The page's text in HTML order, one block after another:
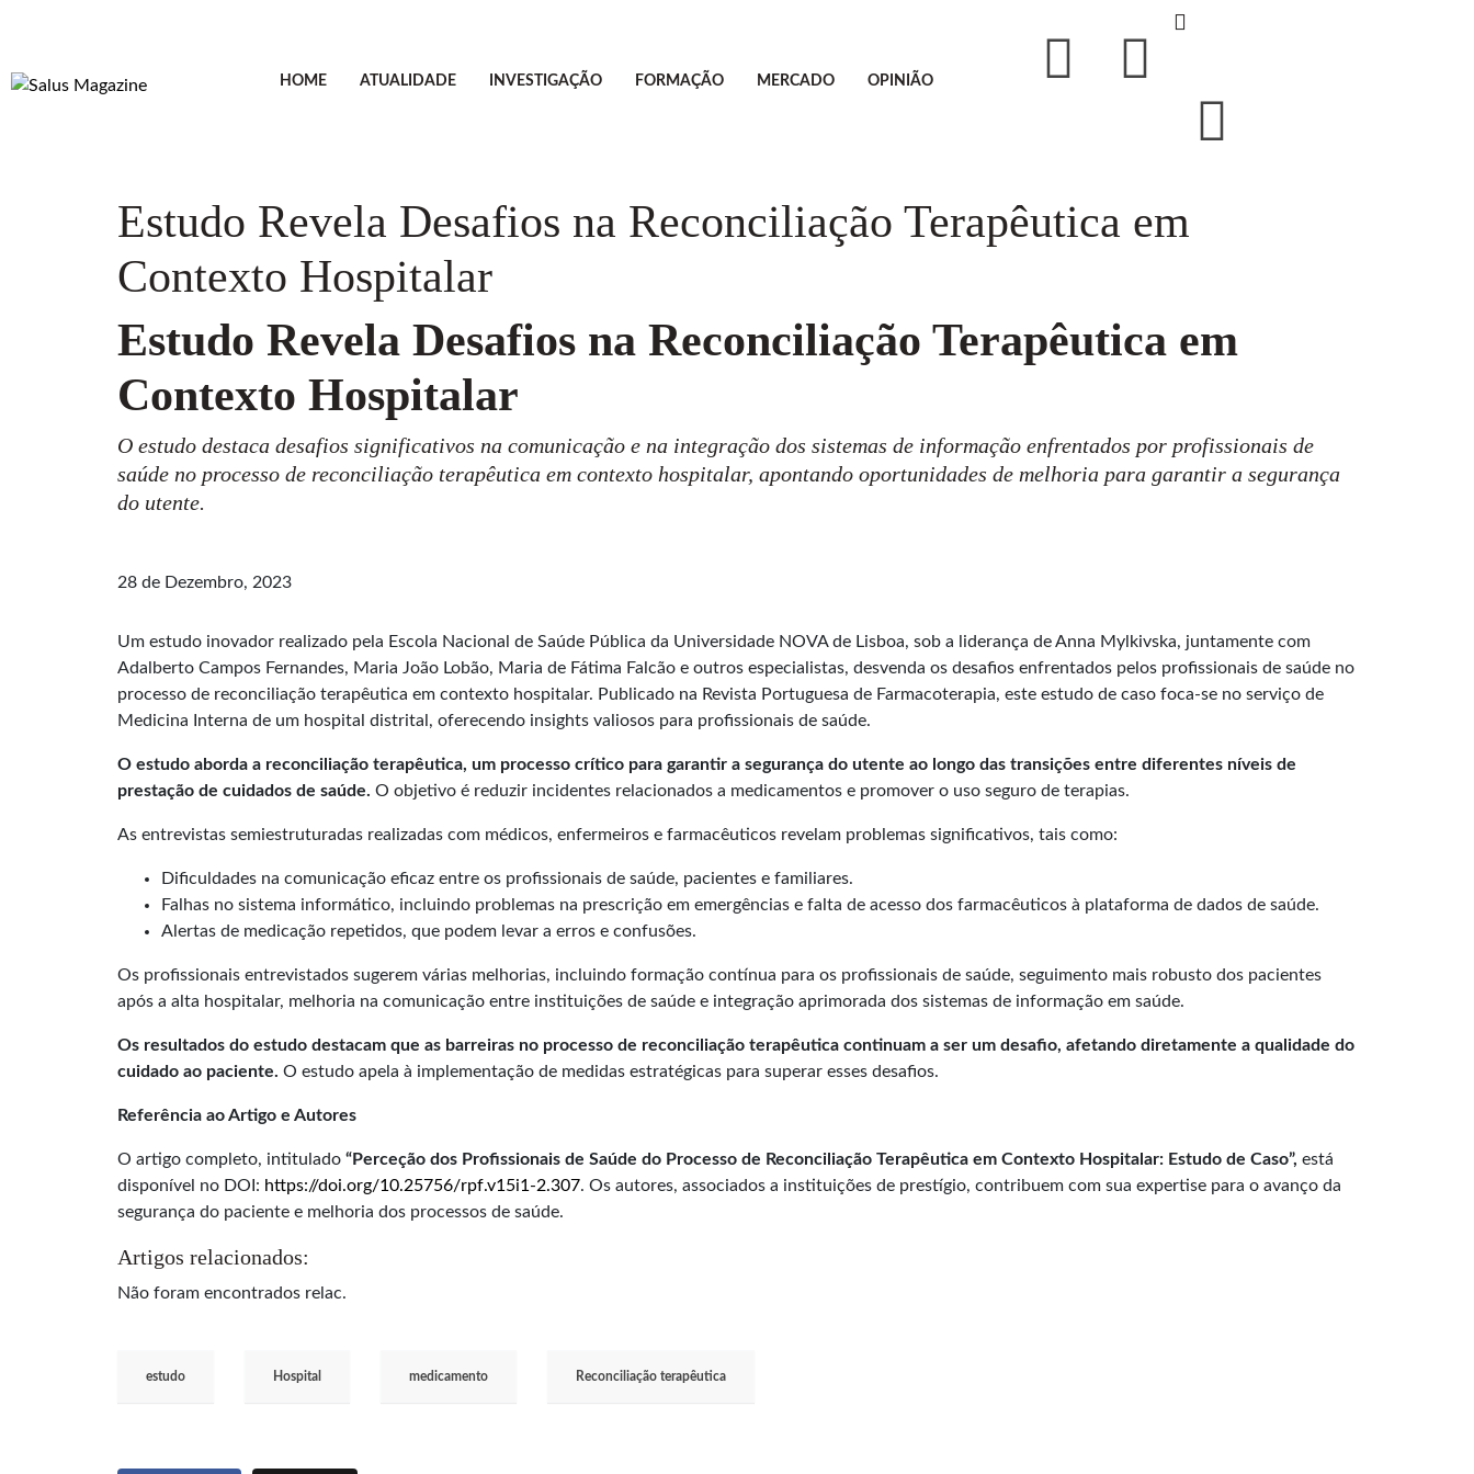
HOME ATUALIDADE INVESTIGAÇÃO FORMAÇÃO MERCADO OPINIÃO
Estudo Revela Desafios na Reconciliação Terapêutica em
Contexto Hospitalar
Estudo Revela Desafios na Reconciliação Terapêutica em
Contexto Hospitalar
O estudo destaca desafios significativos na comunicação e na integração dos sistemas de informação enfrentados por profissionais de
saúde no processo de reconciliação terapêutica em contexto hospitalar, apontando oportunidades de melhoria para garantir a segurança
do utente.
28 de Dezembro, 2023
Um estudo inovador realizado pela Escola Nacional de Saúde Pública da Universidade NOVA de Lisboa, sob a liderança de Anna Mylkivska, juntamente com
Adalberto Campos Fernandes, Maria João Lobão, Maria de Fátima Falcão e outros especialistas, desvenda os desafios enfrentados pelos profissionais de saúde no
processo de reconciliação terapêutica em contexto hospitalar. Publicado na Revista Portuguesa de Farmacoterapia, este estudo de caso foca-se no serviço de
Medicina Interna de um hospital distrital, oferecendo insights valiosos para profissionais de saúde.
O estudo aborda a reconciliação terapêutica, um processo crítico para garantir a segurança do utente ao longo das transições entre diferentes níveis de
prestação de cuidados de saúde. O objetivo é reduzir incidentes relacionados a medicamentos e promover o uso seguro de terapias.
As entrevistas semiestruturadas realizadas com médicos, enfermeiros e farmacêuticos revelam problemas significativos, tais como:
Dificuldades na comunicação eficaz entre os profissionais de saúde, pacientes e familiares.
Falhas no sistema informático, incluindo problemas na prescrição em emergências e falta de acesso dos farmacêuticos à plataforma de dados de saúde.
Alertas de medicação repetidos, que podem levar a erros e confusões.
Os profissionais entrevistados sugerem várias melhorias, incluindo formação contínua para os profissionais de saúde, seguimento mais robusto dos pacientes
após a alta hospitalar, melhoria na comunicação entre instituições de saúde e integração aprimorada dos sistemas de informação em saúde.
Os resultados do estudo destacam que as barreiras no processo de reconciliação terapêutica continuam a ser um desafio, afetando diretamente a qualidade do
cuidado ao paciente. O estudo apela à implementação de medidas estratégicas para superar esses desafios.
Referência ao Artigo e Autores
O artigo completo, intitulado “Perceção dos Profissionais de Saúde do Processo de Reconciliação Terapêutica em Contexto Hospitalar: Estudo de Caso”, está
disponível no DOI: https://doi.org/10.25756/rpf.v15i1-2.307. Os autores, associados a instituições de prestígio, contribuem com sua expertise para o avanço da
segurança do paciente e melhoria dos processos de saúde.
Artigos relacionados:
Não foram encontrados relac.
estudo Hospital medicamento Reconciliação terapêutica